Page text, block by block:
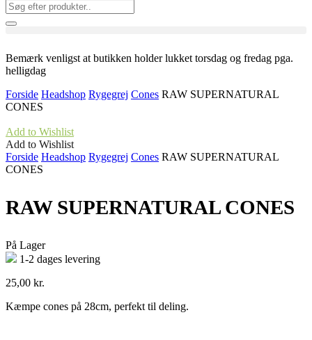
Bemærk venligst at butikken holder lukket torsdag og fredag pga.
helligdag
Forside Headshop Rygegrej Cones RAW SUPERNATURAL
CONES
Add to Wishlist
Add to Wishlist
Forside Headshop Rygegrej Cones RAW SUPERNATURAL
CONES
RAW SUPERNATURAL CONES
På Lager
1-2 dages levering
25,00 kr.
Kæmpe cones på 28cm, perfekt til deling.